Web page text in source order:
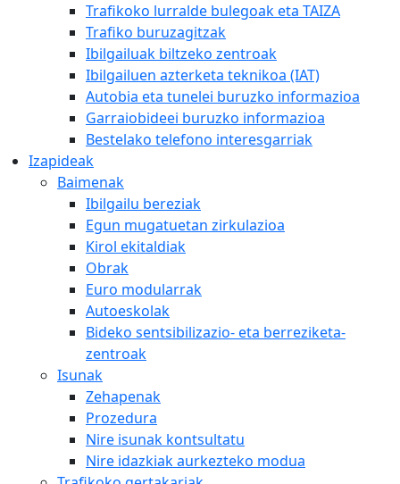
Trafikoko lurralde bulegoak eta TAIZA
Trafiko buruzagitzak
Ibilgailuak biltzeko zentroak
Ibilgailuen azterketa teknikoa (IAT)
Autobia eta tunelei buruzko informazioa
Garraiobideei buruzko informazioa
Bestelako telefono interesgarriak
Izapideak
Baimenak
Ibilgailu bereziak
Egun mugatuetan zirkulazioa
Kirol ekitaldiak
Obrak
Euro modularrak
Autoeskolak
Bideko sentsibilizazio- eta berreziketa-
zentroak
Isunak
Zehapenak
Prozedura
Nire isunak kontsultatu
Nire idazkiak aurkezteko modua